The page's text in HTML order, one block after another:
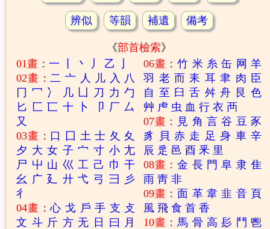
辨似 等韻 補遺 備考
《部首檢索》
01畫：一 丶 丿 乙
02畫：二 亠 人 儿 入 八
冂 冖 冫 几 凵 刀 力 勹
匕 匚 匸 十 卜 卩 厂 厶
又
03畫： 口 囗 土 士 夂 夊
夕 大 女 子 宀 寸 小 尢
尸 屮 山 巛 工 己 巾 干
幺 广 廴 廾 弋 弓 彐
彡
彳
04畫：心 戈 戶 手 支 攴
文 斗 斤 方 无 日 曰 月
06畫：竹 米 糸 缶 网 羊
羽 老 而 耒 耳 聿 肉 臣
自 至 臼 舌 舛 舟 艮 色
艸 虍 虫 血 行 衣 襾
07畫： 見 角 言 谷 豆 豕
豸
貝 赤 走 足 身 車 辛
辰 辵 邑 酉 釆 里
08畫：金 長 門 阜 隶 隹
雨 靑 非
09畫： 面 革 韋 韭 音 頁
風 飛 食 首 香
10畫：馬 骨 高 髟 鬥 鬯